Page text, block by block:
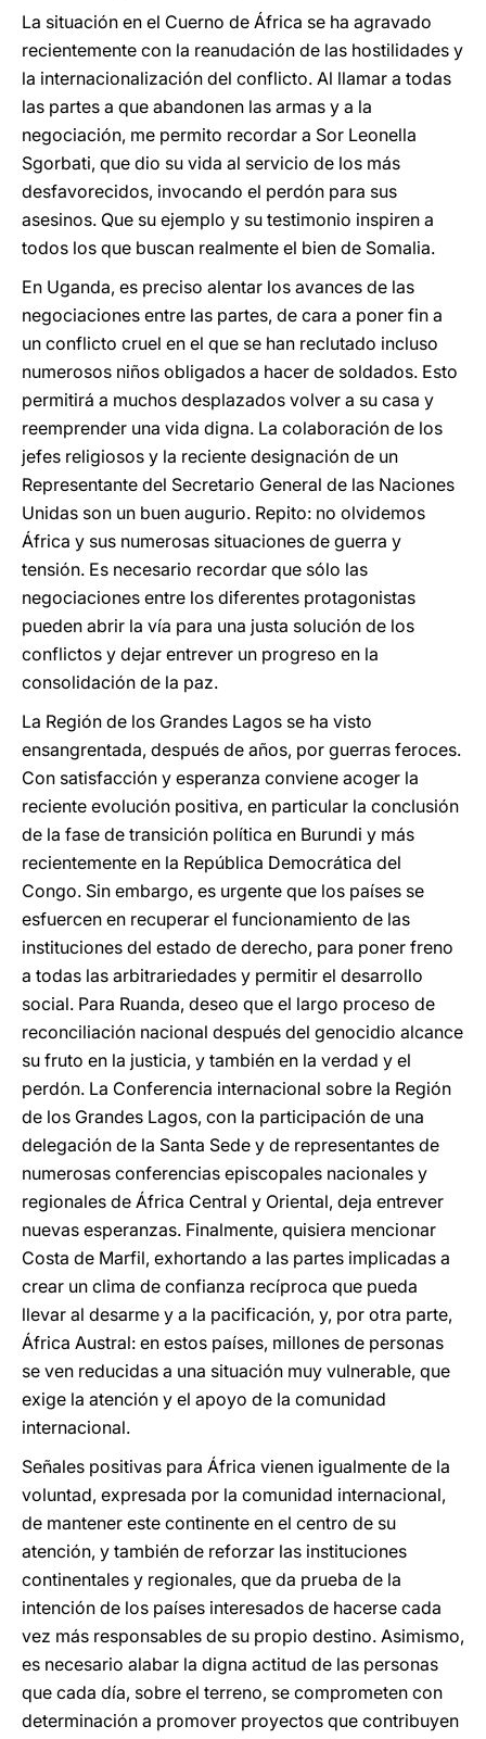
La situación en el Cuerno de África se ha agravado
recientemente con la reanudación de las hostilidades y
la internacionalización del conflicto. Al llamar a todas
las partes a que abandonen las armas y a la
negociación, me permito recordar a Sor Leonella
Sgorbati, que dio su vida al servicio de los más
desfavorecidos, invocando el perdón para sus
asesinos. Que su ejemplo y su testimonio inspiren a
todos los que buscan realmente el bien de Somalia.
En Uganda, es preciso alentar los avances de las
negociaciones entre las partes, de cara a poner fin a
un conflicto cruel en el que se han reclutado incluso
numerosos niños obligados a hacer de soldados. Esto
permitirá a muchos desplazados volver a su casa y
reemprender una vida digna. La colaboración de los
jefes religiosos y la reciente designación de un
Representante del Secretario General de las Naciones
Unidas son un buen augurio. Repito: no olvidemos
África y sus numerosas situaciones de guerra y
tensión. Es necesario recordar que sólo las
negociaciones entre los diferentes protagonistas
pueden abrir la vía para una justa solución de los
conflictos y dejar entrever un progreso en la
consolidación de la paz.
La Región de los Grandes Lagos se ha visto
ensangrentada, después de años, por guerras feroces.
Con satisfacción y esperanza conviene acoger la
reciente evolución positiva, en particular la conclusión
de la fase de transición política en Burundi y más
recientemente en la República Democrática del
Congo. Sin embargo, es urgente que los países se
esfuercen en recuperar el funcionamiento de las
instituciones del estado de derecho, para poner freno
a todas las arbitrariedades y permitir el desarrollo
social. Para Ruanda, deseo que el largo proceso de
reconciliación nacional después del genocidio alcance
su fruto en la justicia, y también en la verdad y el
perdón. La Conferencia internacional sobre la Región
de los Grandes Lagos, con la participación de una
delegación de la Santa Sede y de representantes de
numerosas conferencias episcopales nacionales y
regionales de África Central y Oriental, deja entrever
nuevas esperanzas. Finalmente, quisiera mencionar
Costa de Marfil, exhortando a las partes implicadas a
crear un clima de confianza recíproca que pueda
llevar al desarme y a la pacificación, y, por otra parte,
África Austral: en estos países, millones de personas
se ven reducidas a una situación muy vulnerable, que
exige la atención y el apoyo de la comunidad
internacional.
Señales positivas para África vienen igualmente de la
voluntad, expresada por la comunidad internacional,
de mantener este continente en el centro de su
atención, y también de reforzar las instituciones
continentales y regionales, que da prueba de la
intención de los países interesados de hacerse cada
vez más responsables de su propio destino. Asimismo,
es necesario alabar la digna actitud de las personas
que cada día, sobre el terreno, se comprometen con
determinación a promover proyectos que contribuyen